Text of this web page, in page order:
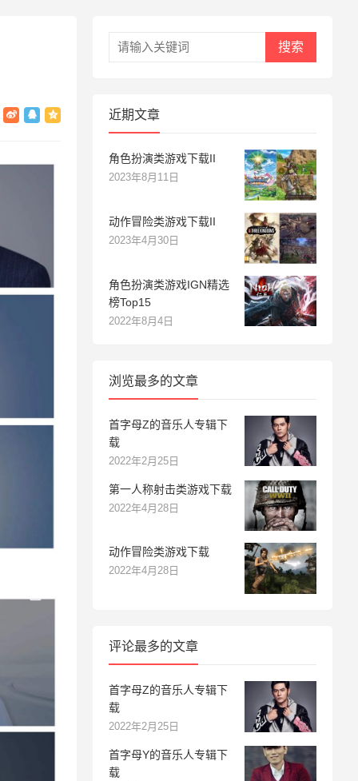
搜索
近期文章
角色扮演类游戏下载II
2023年8月11日
动作冒险类游戏下载II
2023年4月30日
角色扮演类游戏IGN精选
榜Top15
2022年8月4日
浏览最多的文章
首字母Z的音乐人专辑下
载
2022年2月25日
第一人称射击类游戏下载
2022年4月28日
动作冒险类游戏下载
2022年4月28日
评论最多的文章
首字母Z的音乐人专辑下
载
2022年2月25日
首字母Y的音乐人专辑下
载